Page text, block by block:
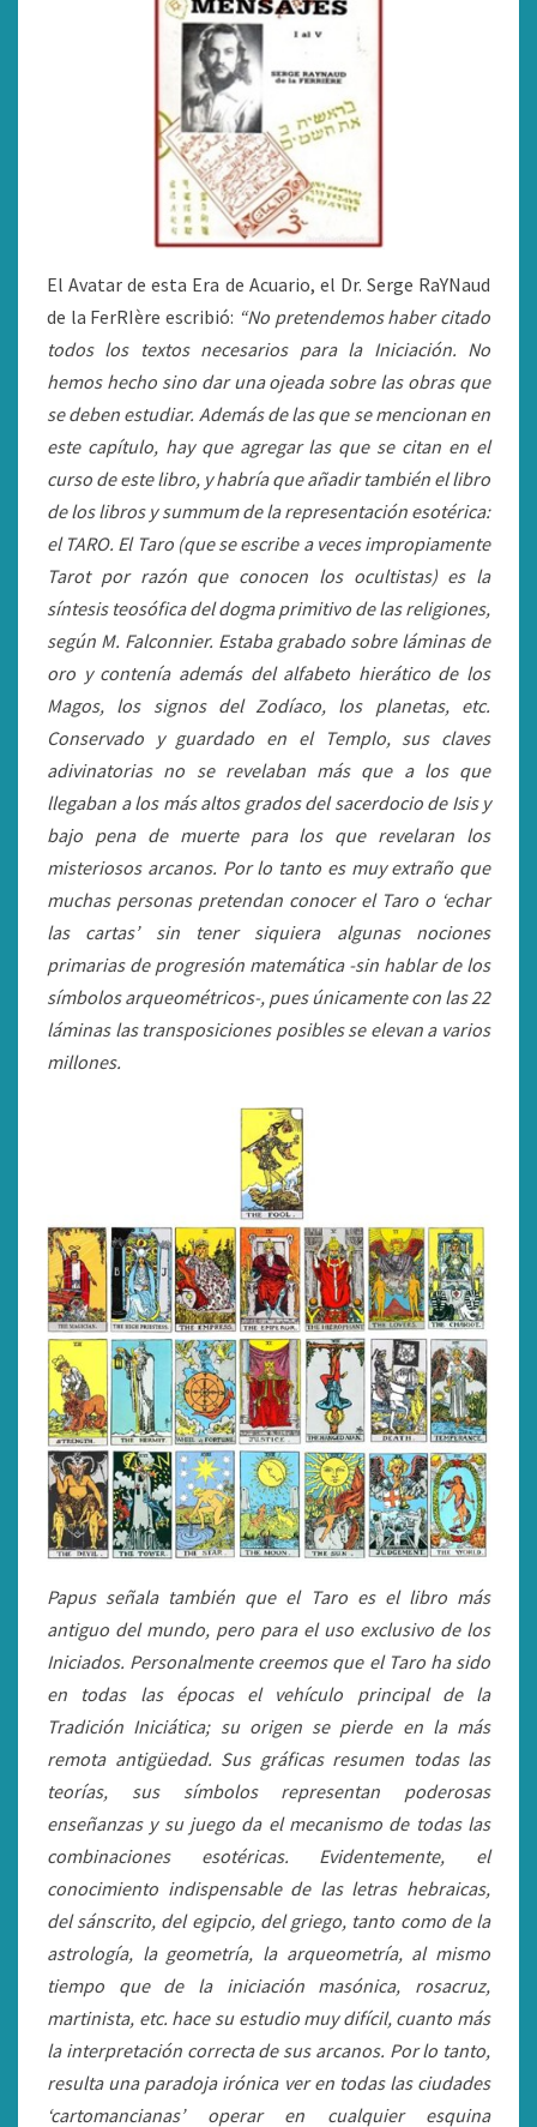
El Avatar de esta Era de Acuario, el Dr. Serge RaYNaud
de la FerRIère escribió: “No pretendemos haber citado
todos los textos necesarios para la Iniciación. No
hemos hecho sino dar una ojeada sobre las obras que
se deben estudiar. Además de las que se mencionan en
este capítulo, hay que agregar las que se citan en el
curso de este libro, y habría que añadir también el libro
de los libros y summum de la representación esotérica:
el TARO. El Taro (que se escribe a veces impropiamente
Tarot por razón que conocen los ocultistas) es la
síntesis teosófica del dogma primitivo de las religiones,
según M. Falconnier. Estaba grabado sobre láminas de
oro y contenía además del alfabeto hierático de los
Magos, los signos del Zodíaco, los planetas, etc.
Conservado y guardado en el Templo, sus claves
adivinatorias no se revelaban más que a los que
llegaban a los más altos grados del sacerdocio de Isis y
bajo pena de muerte para los que revelaran los
misteriosos arcanos. Por lo tanto es muy extraño que
muchas personas pretendan conocer el Taro o ‘echar
las cartas’ sin tener siquiera algunas nociones
primarias de progresión matemática -sin hablar de los
símbolos arqueométricos-, pues únicamente con las 22
láminas las transposiciones posibles se elevan a varios
millones.
Papus señala también que el Taro es el libro más
antiguo del mundo, pero para el uso exclusivo de los
Iniciados. Personalmente creemos que el Taro ha sido
en todas las épocas el vehículo principal de la
Tradición Iniciática; su origen se pierde en la más
remota antigüedad. Sus gráficas resumen todas las
teorías, sus símbolos representan poderosas
enseñanzas y su juego da el mecanismo de todas las
combinaciones esotéricas. Evidentemente, el
conocimiento indispensable de las letras hebraicas,
del sánscrito, del egipcio, del griego, tanto como de la
astrología, la geometría, la arqueometría, al mismo
tiempo que de la iniciación masónica, rosacruz,
martinista, etc. hace su estudio muy difícil, cuanto más
la interpretación correcta de sus arcanos. Por lo tanto,
resulta una paradoja irónica ver en todas las ciudades
‘cartomancianas’ operar en cualquier esquina